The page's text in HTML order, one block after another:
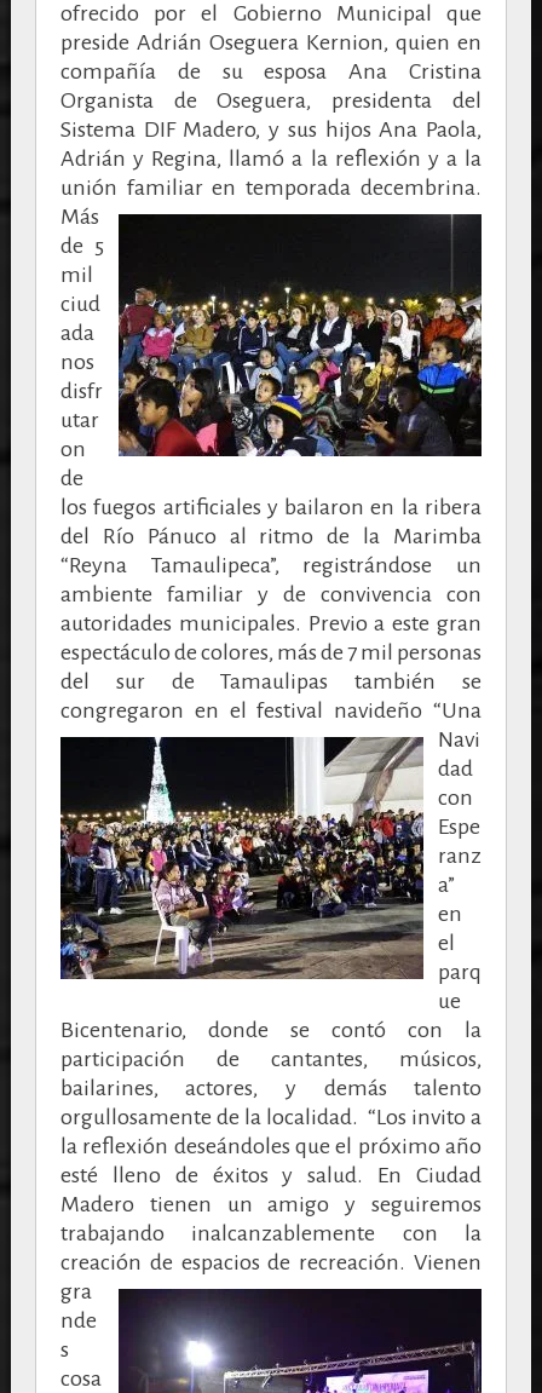
ofrecido por el Gobierno Municipal que
preside Adrián Oseguera Kernion, quien en
compañía de su esposa Ana Cristina
Organista de Oseguera, presidenta del
Sistema DIF Madero, y sus hijos Ana Paola,
Adrián y Regina, llamó a la reflexión y a la
unión familiar en temporada decembrina.
Más
de 5
mil
ciud
ada
nos
disfr
utar
on
de
los fuegos artificiales y bailaron en la ribera
del Río Pánuco al ritmo de la Marimba
“Reyna Tamaulipeca”, registrándose un
ambiente familiar y de convivencia con
autoridades municipales. Previo a este gran
espectáculo de colores, más de 7 mil personas
del sur de Tamaulipas también se
congregaron en el festival navideño“Una
Navi
dad
con
Espe
ranz
a”
en
el
parq
ue
Bicentenario, donde se contó con la
participación de cantantes, músicos,
bailarines, actores, y demás talento
orgullosamente de la localidad. “Los invito a
la reflexión deseándoles que el próximo año
esté lleno de éxitos y salud. En Ciudad
Madero tienen un amigo y seguiremos
trabajando inalcanzablemente con la
creación de espacios de recreación.Vienen
gra
nde
s
cosa